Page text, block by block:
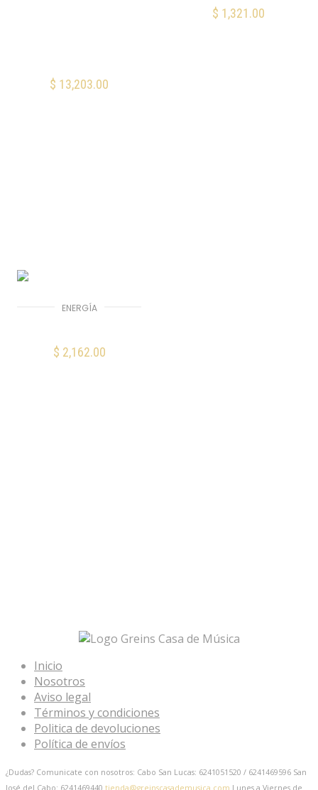
$ 13,203.00
AÑADIR AL CARRITO
$ 1,321.00
AÑADIR AL CARRITO
ENERGÍA
$ 2,162.00
AÑADIR AL CARRITO
Inicio
Nosotros
Aviso legal
Términos y condiciones
Politica de devoluciones
Política de envíos
¿Dudas? Comunicate con nosotros: Cabo San Lucas: 6241051520 / 6241469596 San
José del Cabo: 6241469440 tienda@greinscasademusica.com Lunes a Viernes de